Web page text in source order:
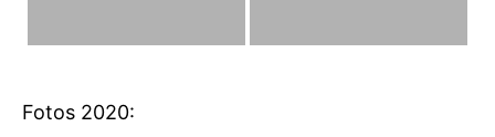
Fotos 2020: